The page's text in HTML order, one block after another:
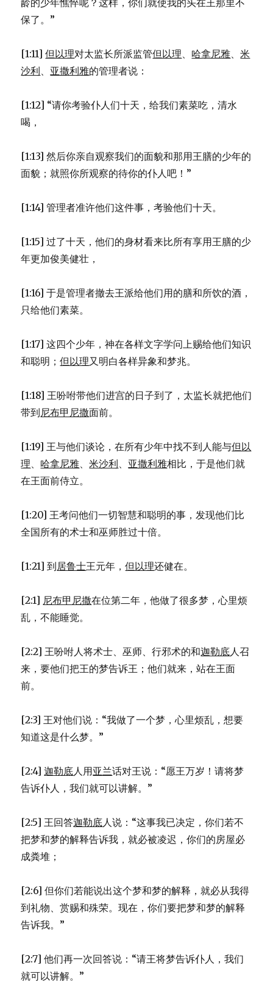
龄的少年憔悴呢？这样，你们就使我的头在王那里不
保了。”
[1:11]但以理对太监长所派监管但以理、 哈拿尼雅、米
沙利、 亚撒利雅的管理者说：
[1:12] “请你考验仆人们十天，给我们素菜吃，清水
喝，
[1:13] 然后你亲自观察我们的面貌和那用王膳的少年的
面貌；就照你所观察的待你的仆人吧！”
[1:14] 管理者准许他们这件事，考验他们十天。
[1:15] 过了十天，他们的身材看来比所有享用王膳的少
年更加俊美健壮，
[1:16] 于是管理者撤去王派给他们用的膳和所饮的酒，
只给他们素菜。
[1:17] 这四个少年，神在各样文字学问上赐给他们知识
和聪明；但以理又明白各样异象和梦兆。
[1:18] 王吩咐带他们进宫的日子到了，太监长就把他们
带到尼布甲尼撒面前。
[1:19] 王与他们谈论，在所有少年中找不到人能与但以
理、 哈拿尼雅、米沙利、 亚撒利雅相比，于是他们就
在王面前侍立。
[1:20] 王考问他们一切智慧和聪明的事，发现他们比
全国所有的术士和巫师胜过十倍。
[1:21] 到居鲁士王元年，但以理还健在。
[2:1] 尼布甲尼撒在位第二年，他做了很多梦，心里烦
乱，不能睡觉。
[2:2] 王吩咐人将术士、巫师、行邪术的和迦勒底人召
来，要他们把王的梦告诉王；他们就来，站在王面
前。
[2:3] 王对他们说：“我做了一个梦，心里烦乱，想要
知道这是什么梦。”
[2:4]迦勒底人用亚兰话对王说：“愿王万岁！请将梦
告诉仆人，我们就可以讲解。”
[2:5] 王回答迦勒底人说：“这事我已决定，你们若不
把梦和梦的解释告诉我，就必被凌迟，你们的房屋必
成粪堆；
[2:6] 但你们若能说出这个梦和梦的解释，就必从我得
到礼物、赏赐和殊荣。现在，你们要把梦和梦的解释
告诉我。”
[2:7] 他们再一次回答说：“请王将梦告诉仆人，我们
就可以讲解。”